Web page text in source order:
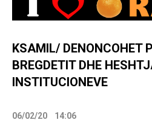
KSAMIL/ DENONCOHET
BREGDETIT DHE
INSTITUCIONEVE
06/02/20 14:06